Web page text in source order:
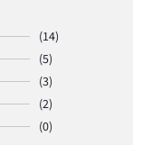
(14)
(5)
(3)
(2)
(0)